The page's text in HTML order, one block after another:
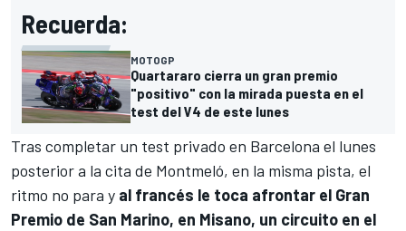
Recuerda:
MOTOGP
Quartararo cierra un gran premio
"positivo" con la mirada puesta en el
test del V4 de este lunes
Tras completar un test privado en Barcelona el lunes
posterior a la cita de Montmeló, en la misma pista, el
ritmo no para y al francés le toca afrontar el Gran
Premio de San Marino, en Misano, un circuito en el